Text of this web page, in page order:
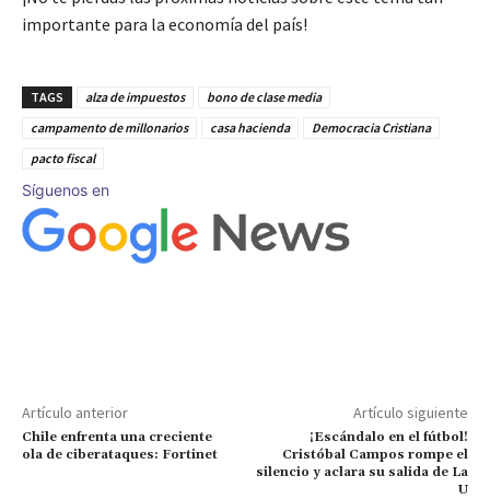
importante para la economía del país!
TAGS alza de impuestos
bono de clase media
campamento de millonarios
casa hacienda
Democracia Cristiana
pacto fiscal
Síguenos en
Artículo anterior
Chile enfrenta una creciente
ola de ciberataques: Fortinet
Artículo siguiente
¡Escándalo en el fútbol!
Cristóbal Campos rompe el
silencio y aclara su salida de La
U